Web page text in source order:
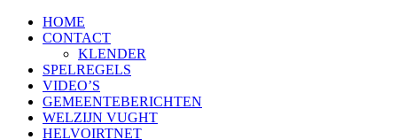
HOME
CONTACT
KLENDER
SPELREGELS
VIDEO’S
GEMEENTEBERICHTEN
WELZIJN VUGHT
HELVOIRTNET